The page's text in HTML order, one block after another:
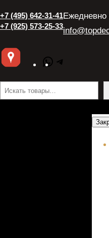
+7 (495) 642-31-41
+7 (925) 573-25-33
Ежедневно
WhatsApp
Поиск